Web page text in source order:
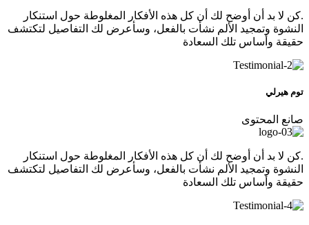
.كن لا بد أن أوضح لك أن كل هذه الأفكار المغلوطة حول استنكار
النشوة وتمجيد الألم نشأت بالفعل، وسأعرض لك التفاصيل لتكتشف
حقيقة وأساس تلك السعادة
توم هيرلي
صانع المحتوى
.كن لا بد أن أوضح لك أن كل هذه الأفكار المغلوطة حول استنكار
النشوة وتمجيد الألم نشأت بالفعل، وسأعرض لك التفاصيل لتكتشف
حقيقة وأساس تلك السعادة